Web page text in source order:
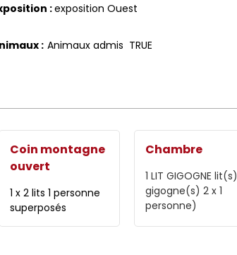
:exposition Ouest
: Animaux admis TRUE
Coin montagne
ouvert
1 x 2 lits 1 personne
superposés
Chambre
1 LIT GIGOGNE lit(s)
gigogne(s) 2 x 1
personne)